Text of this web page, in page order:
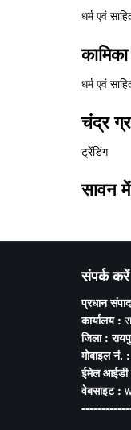
धर्म एवं
धर्म एवं
चंद्र
ट्रेंडिंग
सावन
संपर्क करें
प्रधान
कार्यालय :
जिला :
मोबाइल नं. :
ईमेल आईडी
वेबसाइट :